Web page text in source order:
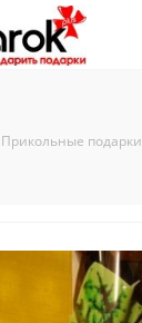
Прикольные подарки